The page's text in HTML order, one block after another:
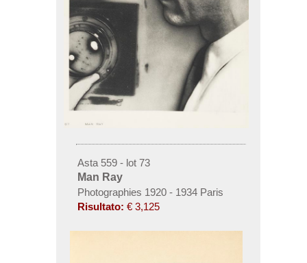
Asta 559 - lot 73
Man Ray
Photographies 1920 - 1934 Paris
Risultato: € 3,125